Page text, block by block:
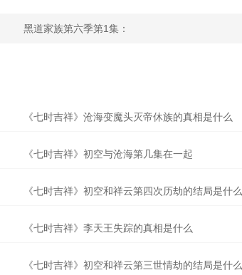
黑道家族第六季第1集：
《七时吉祥》沧海变魔头灭帝休族的真相是什么
《七时吉祥》初空与沧海第几集在一起
《七时吉祥》初空和祥云第四次历劫的结局是什么
《七时吉祥》李天王失踪的真相是什么
《七时吉祥》初空和祥云第三世情劫的结局是什么